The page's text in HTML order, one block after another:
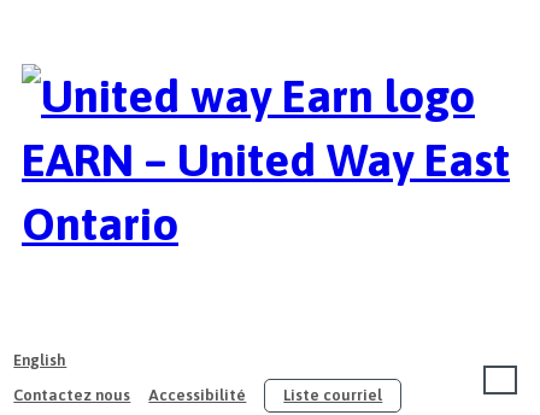
EARN – United Way East
Ontario
English
Contactez nous
Accessibilité Liste courriel